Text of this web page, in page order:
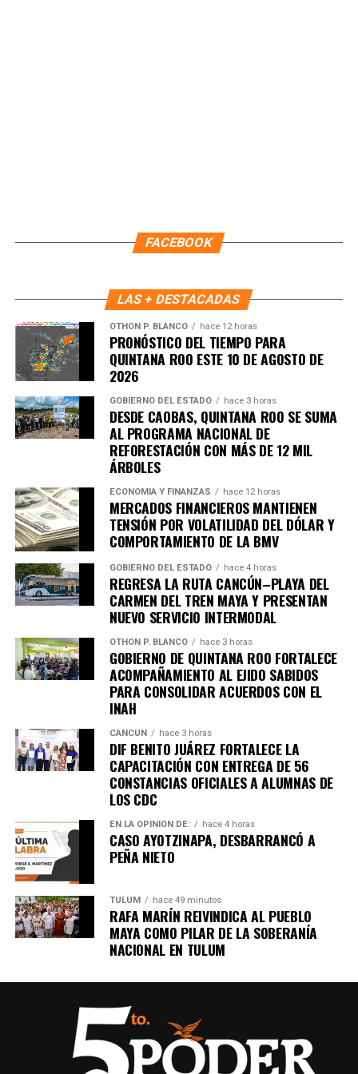
FACEBOOK
LAS + DESTACADAS
OTHON P. BLANCO hace 12 horas
PRONÓSTICO DEL TIEMPO PARA
QUINTANA ROO ESTE 10 DE AGOSTO DE
2026
GOBIERNO DEL ESTADO hace 3 horas
DESDE CAOBAS, QUINTANA ROO SE SUMA
AL PROGRAMA NACIONAL DE
REFORESTACIÓN CON MÁS DE 12 MIL
ÁRBOLES
ECONOMÍA Y FINANZAS hace 12 horas
MERCADOS FINANCIEROS MANTIENEN
TENSIÓN POR VOLATILIDAD DEL DÓLAR Y
COMPORTAMIENTO DE LA BMV
GOBIERNO DEL ESTADO hace 4 horas
REGRESA LA RUTA CANCÚN–PLAYA DEL
CARMEN DEL TREN MAYA Y PRESENTAN
NUEVO SERVICIO INTERMODAL
OTHON P. BLANCO hace 3 horas
GOBIERNO DE QUINTANA ROO FORTALECE
ACOMPAÑAMIENTO AL EJIDO SABIDOS
PARA CONSOLIDAR ACUERDOS CON EL
INAH
CANCÚN hace 3 horas
DIF BENITO JUÁREZ FORTALECE LA
CAPACITACIÓN CON ENTREGA DE 56
CONSTANCIAS OFICIALES A ALUMNAS DE
LOS CDC
EN LA OPINIÓN DE: hace 4 horas
CASO AYOTZINAPA, DESBARRANCÓ A
PEÑA NIETO
TULUM hace 49 minutos
RAFA MARÍN REIVINDICA AL PUEBLO
MAYA COMO PILAR DE LA SOBERANÍA
NACIONAL EN TULUM